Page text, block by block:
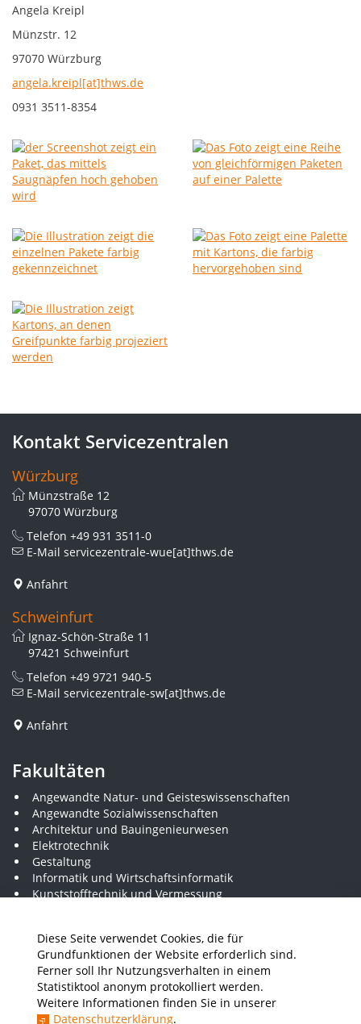
Diese Seite verwendet Cookies, die für
Grundfunktionen der Website erforderlich sind.
Ferner soll Ihr Nutzungsverhalten in einem
Statistiktool anonym protokolliert werden.
Weitere Informationen finden Sie in unserer
Datenschutzerklärung.
Angela Kreipl
Münzstr. 12
97070 Würzburg
angela.kreipl[at]thws.de
0931 3511-8354
Kontakt Servicezentralen
Würzburg
Münzstraße 12
97070 Würzburg
Telefon +49 931 3511-0
E-Mail servicezentrale-wue[at]thws.de
Anfahrt
Schweinfurt
Ignaz-Schön-Straße 11
97421 Schweinfurt
Telefon +49 9721 940-5
E-Mail servicezentrale-sw[at]thws.de
Anfahrt
Fakultäten
Angewandte Natur- und Geisteswissenschaften
Angewandte Sozialwissenschaften
Architektur und Bauingenieurwesen
Elektrotechnik
Gestaltung
Informatik und Wirtschaftsinformatik
Kunststofftechnik und Vermessung
Wirtschaftsingenieurwesen
Presse Stellenausschreibungen Intranet THWS Store